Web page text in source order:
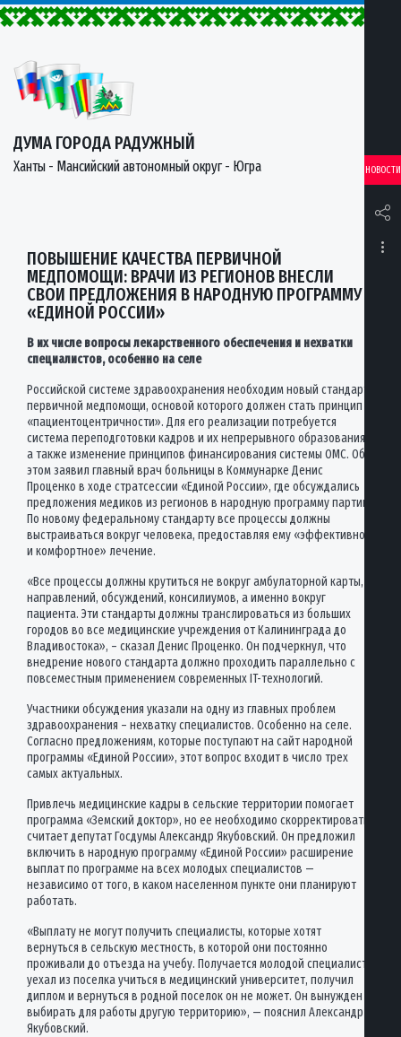
ДУМА ГОРОДА РАДУЖНЫЙ
Ханты - Мансийский автономный округ - Югра НОВОСТИ
ПОВЫШЕНИЕ КАЧЕСТВА ПЕРВИЧНОЙ
МЕДПОМОЩИ: ВРАЧИ ИЗ РЕГИОНОВ ВНЕСЛИ
СВОИ ПРЕДЛОЖЕНИЯ В НАРОДНУЮ ПРОГРАММУ
«ЕДИНОЙ РОССИИ»
В их числе вопросы лекарственного обеспечения и нехватки
специалистов, особенно на селе
Российской системе здравоохранения необходим новый стандарт
первичной медпомощи, основой которого должен стать принцип
«пациентоцентричности». Для его реализации потребуется
система переподготовки кадров и их непрерывного образования,
а также изменение принципов финансирования системы ОМС. Об
этом заявил главный врач больницы в Коммунарке Денис
Проценко в ходе стратсессии «Единой России», где обсуждались
предложения медиков из регионов в народную программу партии.
По новому федеральному стандарту все процессы должны
выстраиваться вокруг человека, предоставляя ему «эффективное
и комфортное» лечение.
«Все процессы должны крутиться не вокруг амбулаторной карты,
направлений, обсуждений, консилиумов, а именно вокруг
пациента. Эти стандарты должны транслироваться из больших
городов во все медицинские учреждения от Калининграда до
Владивостока», – сказал Денис Проценко. Он подчеркнул, что
внедрение нового стандарта должно проходить параллельно с
повсеместным применением современных IT-технологий.
Участники обсуждения указали на одну из главных проблем
здравоохранения – нехватку специалистов. Особенно на селе.
Согласно предложениям, которые поступают на сайт народной
программы «Единой России», этот вопрос входит в число трех
самых актуальных.
Привлечь медицинские кадры в сельские территории помогает
программа «Земский доктор», но ее необходимо скорректировать,
считает депутат Госдумы Александр Якубовский. Он предложил
включить в народную программу «Единой России» расширение
выплат по программе на всех молодых специалистов —
независимо от того, в каком населенном пункте они планируют
работать.
«Выплату не могут получить специалисты, которые хотят
вернуться в сельскую местность, в которой они постоянно
проживали до отъезда на учебу. Получается молодой специалист
уехал из поселка учиться в медицинский университет, получил
диплом и вернуться в родной поселок он не может. Он вынужден
выбирать для работы другую территорию», — пояснил Александр
Якубовский.